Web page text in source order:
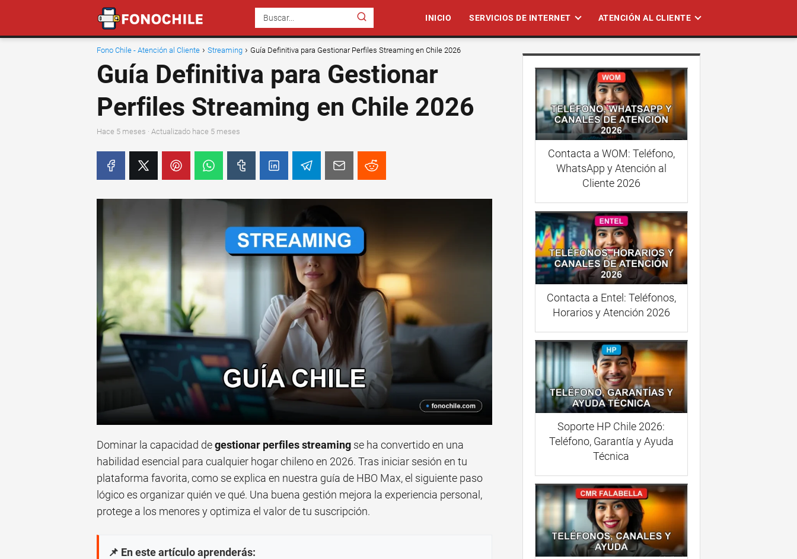
INICIO SERVICIOS DE INTERNET ATENCIÓN AL CLIENTE
Fono Chile - Atención al Cliente Streaming Guía Definitiva para Gestionar Perfiles Streaming en Chile 2026
Guía Definitiva para Gestionar
Perfiles Streaming en Chile 2026
hace 5 meses · Actualizado hace 5 meses
Dominar la capacidad degestionar perfiles streaming se ha convertido en una
habilidad esencial para cualquier hogar chileno en 2026. Tras iniciar sesión en tu
plataforma favorita, como se explica en nuestra guía de HBO Max, el siguiente paso
lógico es organizar quién ve qué. Una buena gestión mejora la experiencia personal,
protege a los menores y optimiza el valor de tu suscripción.
📌 En este artículo aprenderás:
Contacta a WOM: Teléfono,
WhatsApp y Atención al
Cliente 2026
Contacta a Entel: Teléfonos,
Horarios y Atención 2026
Soporte HP Chile 2026:
Teléfono, Garantía y Ayuda
Técnica